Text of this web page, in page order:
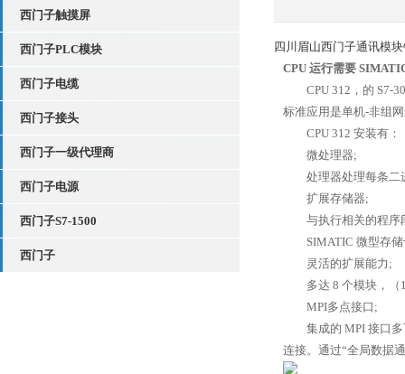
西门子触摸屏
西门子PLC模块
西门子电缆
西门子接头
西门子一级代理商
西门子电源
西门子S7-1500
西门子
四川眉山西门子通讯模
CPU 运行需要
CPU 312，的 S7-
标准应用是单机-非组
CPU 312 安装有：
微处理器;
处理器处理每条二
扩展存储器;
与执行相关的程序段
SIMATIC 微型存储
灵活的扩展能力;
多达 8 个模块，（
MPI多点接口;
集成的 MPI 接口多可
连接。通过“全局数据